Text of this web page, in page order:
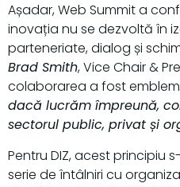
Așadar, Web Summit a
inovația nu se dezvoltă în
parteneriate, dialog și
Brad Smith, Vice Chair &
colaborarea a fost
dacă lucrăm împreună,
sectorul public, privat și
Pentru DIZ, acest principiu
serie de întâlniri cu